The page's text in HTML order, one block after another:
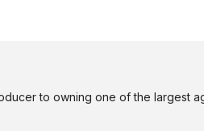
to owning one of the largest